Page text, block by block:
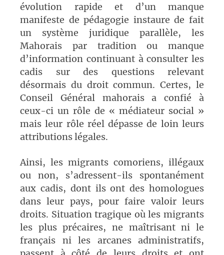
évolution rapide et d’un manque
manifeste de pédagogie instaure de fait
un système juridique parallèle, les
Mahorais par tradition ou manque
d’information continuant à consulter les
cadis sur des questions relevant
désormais du droit commun. Certes, le
Conseil Général mahorais a confié à
ceux-ci un rôle de « médiateur social »
mais leur rôle réel dépasse de loin leurs
attributions légales.
Ainsi, les migrants comoriens, illégaux
ou non, s’adressent-ils spontanément
aux cadis, dont ils ont des homologues
dans leur pays, pour faire valoir leurs
droits. Situation tragique où les migrants
les plus précaires, ne maîtrisant ni le
français ni les arcanes administratifs,